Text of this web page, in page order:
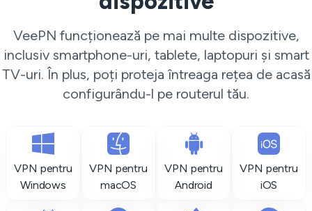
VeePN funcționează pe mai multe dispozitive,
inclusiv smartphone-uri, tablete, laptopuri și smart
TV-uri. În plus, poți proteja întreaga rețea de acasă
configurându-l pe routerul tău.
VPN pentru
Windows
VPN pentru
macOS
VPN pentru
Android
VPN pentru
iOS